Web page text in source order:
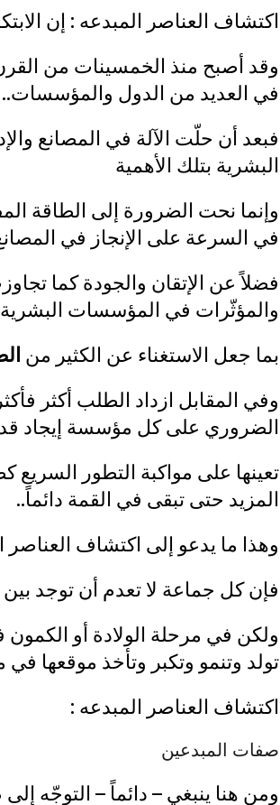
اكتشاف العناصر المبدعه : إن
وقد أصبح منذ الخمسينات من
في العديد من الدول والمؤسسات..
فبعد أن حلّت الآلة في المصانع
البشرية بتلك الأهمية
وإنما نحت الضرورة إلى الطاقة
في السرعة على الإنجاز في
فضلاً عن الإتقان والجودة كما
والمؤثّرات في المؤسسات البشرية
بما جعل الاستغناء عن الكثير من
وفي المقابل ازداد الطلب أكثر
الضروري على كل مؤسسة إيجاد
تعينها على مواكبة التطور
المزيد حتى تبقى في القمة دائماً..
وهذا ما يدعو إلى اكتشاف
فإن كل جماعة لا تعدم أن توجد
ولكن في مرحلة الولادة أو الكمون
تولد وتنمو وتكبر وتأخذ موقعها
اكتشاف العناصر المبدعه :
صفات المبدعين
ومن هنا ينبغي – دائماً – التوجّه